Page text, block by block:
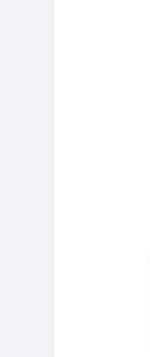
semua